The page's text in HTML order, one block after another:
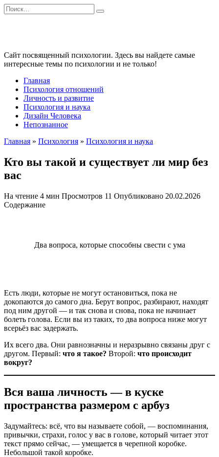
Перейти
к
Search
for:
Сайт посвященный психологии. Здесь вы найдете самые
интересные темы по психологии и не только!
Главная
Психология отношений
Личность и развитие
Психология и наука
Дизайн Человека
Непознанное
Главная » Психология » Психология и наука
Кто вы такой и существует ли мир без
вас
На чтение 4 мин Просмотров 11 Опубликовано 20.02.2026
Содержание
Два вопроса, которые способны свести с ума
Есть люди, которые не могут остановиться, пока не
докопаются до самого дна. Берут вопрос, разбирают, находят
под ним другой — и так снова и снова, пока не начинает
болеть голова. Если вы из таких, то два вопроса ниже могут
всерьёз вас задержать.
Их всего два. Они равнозначны и неразрывно связаны друг с
другом. Первый: что я такое? Второй: что происходит
вокруг?
Вся ваша личность — в куске
пространства размером с арбуз
Задумайтесь: всё, что вы называете собой, — воспоминания,
привычки, страхи, голос у вас в голове, который читает этот
текст прямо сейчас, — умещается в черепной коробке.
Небольшой такой коробке.